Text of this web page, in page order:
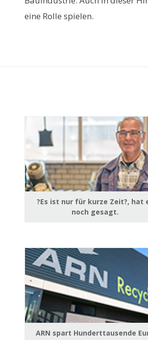
eine Rolle spielen.
?Es ist nur für kurze Zeit?, hat
noch gesagt.
ARN spart Hunderttausende